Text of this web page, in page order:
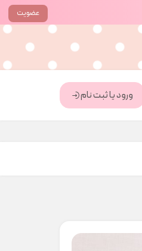
عضویت
ورود یا ثبت نام